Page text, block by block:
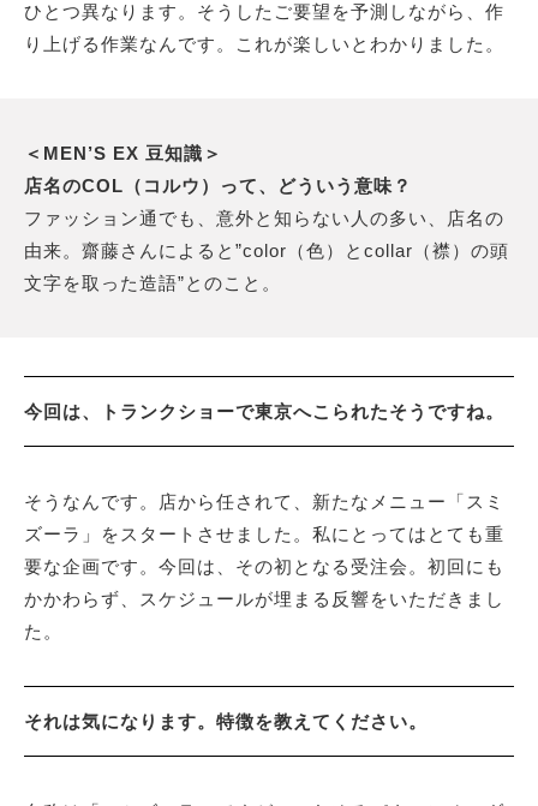
ひとつ異なります。そうしたご要望を予測しながら、作
り上げる作業なんです。これが楽しいとわかりました。
＜MEN’S EX 豆知識＞
店名のCOL（コルウ）って、どういう意味？
ファッション通でも、意外と知らない人の多い、店名の
由来。齋藤さんによると”color（色）とcollar（襟）の頭
文字を取った造語”とのこと。
今回は、トランクショーで東京へこられたそうですね。
そうなんです。店から任されて、新たなメニュー「スミ
ズーラ」をスタートさせました。私にとってはとても重
要な企画です。今回は、その初となる受注会。初回にも
かかわらず、スケジュールが埋まる反響をいただきまし
た。
それは気になります。特徴を教えてください。